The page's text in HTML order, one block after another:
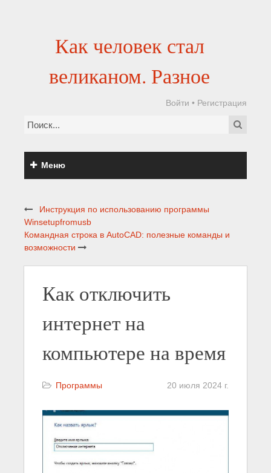
Как человек стал
великаном. Разное
Войти • Регистрация
Меню
Инструкция по использованию программы
Winsetupfromusb
Командная строка в AutoCAD: полезные команды и
возможности
Как отключить
интернет на
компьютере на время
Программы 20 июля 2024 г.